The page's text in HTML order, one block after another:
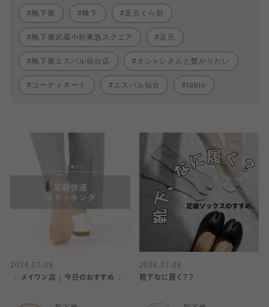
靴下屋 靴下 足元くら部
靴下屋武蔵小杉東急スクエア 足元
靴下屋エスパル仙台店 オシャレさんと繋がりたい
コーディネート エスパル仙台 tabio
2026.07.09
〈 メイワン店｜今日のおすすめ 〉
2026.07.08
靴下なに履く？？